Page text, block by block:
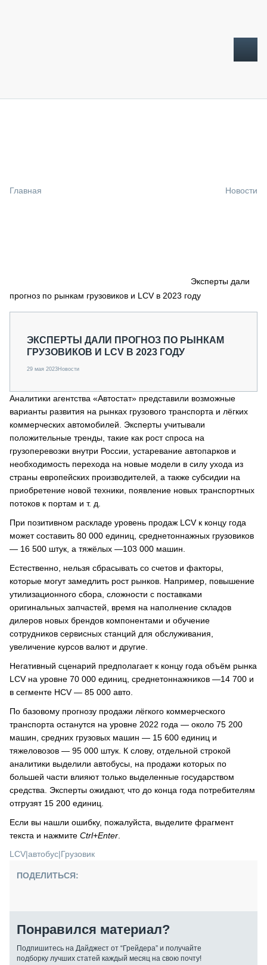
СПЕЦПРОЕКТЫ
О ПРОЕКТЕ
Главная Новости
Эксперты дали
прогноз по рынкам грузовиков и LCV в 2023 году
ЭКСПЕРТЫ ДАЛИ ПРОГНОЗ ПО РЫНКАМ
ГРУЗОВИКОВ И LCV В 2023 ГОДУ
29 мая 2023Новости
Аналитики агентства «Автостат» представили возможные
варианты развития на рынках грузового транспорта и лёгких
коммерческих автомобилей. Эксперты учитывали
положительные тренды, такие как рост спроса на
грузоперевозки внутри России, устаревание автопарков и
необходимость перехода на новые модели в силу ухода из
страны европейских производителей, а также субсидии на
приобретение новой техники, появление новых транспортных
потоков к портам и т. д.
При позитивном раскладе уровень продаж LCV к концу года
может составить 80 000 единиц, среднетоннажных грузовиков
— 16 500 штук, а тяжёлых —103 000 машин.
Естественно, нельзя сбрасывать со счетов и факторы,
которые могут замедлить рост рынков. Например, повышение
утилизационного сбора, сложности с поставками
оригинальных запчастей, время на наполнение складов
дилеров новых брендов компонентами и обучение
сотрудников сервисных станций для обслуживания,
увеличение курсов валют и другие.
Негативный сценарий предполагает к концу года объём рынка
LCV на уровне 70 000 единиц, среднетоннажников —14 700 и
в сегменте HCV — 85 000 авто.
По базовому прогнозу продажи лёгкого коммерческого
транспорта останутся на уровне 2022 года — около 75 200
машин, средних грузовых машин — 15 600 единиц и
тяжеловозов — 95 000 штук. К слову, отдельной строкой
аналитики выделили автобусы, на продажи которых по
большей части влияют только выделенные государством
средства. Эксперты ожидают, что до конца года потребителям
отгрузят 15 200 единиц.
Если вы нашли ошибку, пожалуйста, выделите фрагмент
текста и нажмите Ctrl+Enter
LCV|автобус|Грузовик
ПОДЕЛИТЬСЯ:
Понравился материал?
Подпишитесь на Дайджест от “Грейдера” и получайте
подборку лучших статей каждый месяц на свою почту!